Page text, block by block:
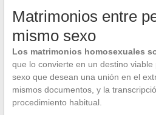
Matrimonios entre
mismo sexo
Los matrimonios homosexuales
que lo convierte en un destino
sexo que desean una unión en el
mismos documentos, y la
procedimiento habitual.